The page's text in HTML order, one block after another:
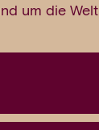
um die Welt